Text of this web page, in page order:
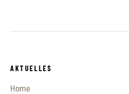
AKTUELLES
Home